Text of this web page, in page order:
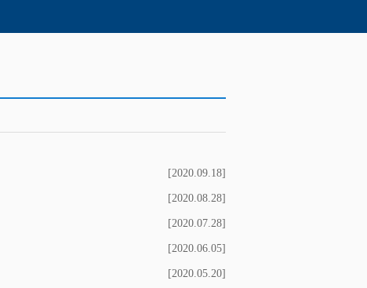
[2020.09.18]
[2020.08.28]
[2020.07.28]
[2020.06.05]
[2020.05.20]